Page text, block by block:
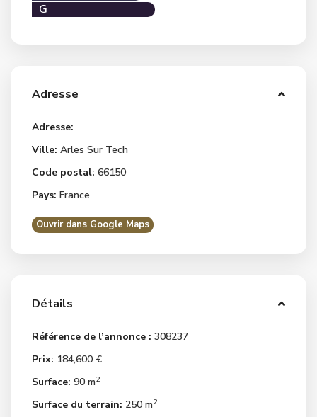
G
Adresse
Adresse:
Ville: Arles Sur Tech
Code postal: 66150
Pays: France
Ouvrir dans Google Maps
Détails
Référence de l’annonce : 308237
Prix: 184,600 €
Surface: 90 m2
Surface du terrain: 250 m2